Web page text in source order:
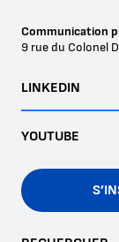
Communication
9 rue du Colonel
LINKEDIN
YOUTUBE